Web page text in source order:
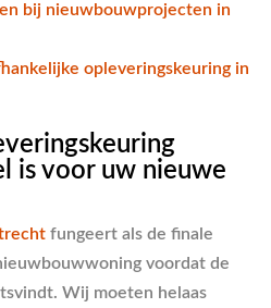
bij nieuwbouwprojecten in
opleveringskeuring in
is voor uw nieuwe
fungeert als de finale
voordat de
Wij moeten helaas